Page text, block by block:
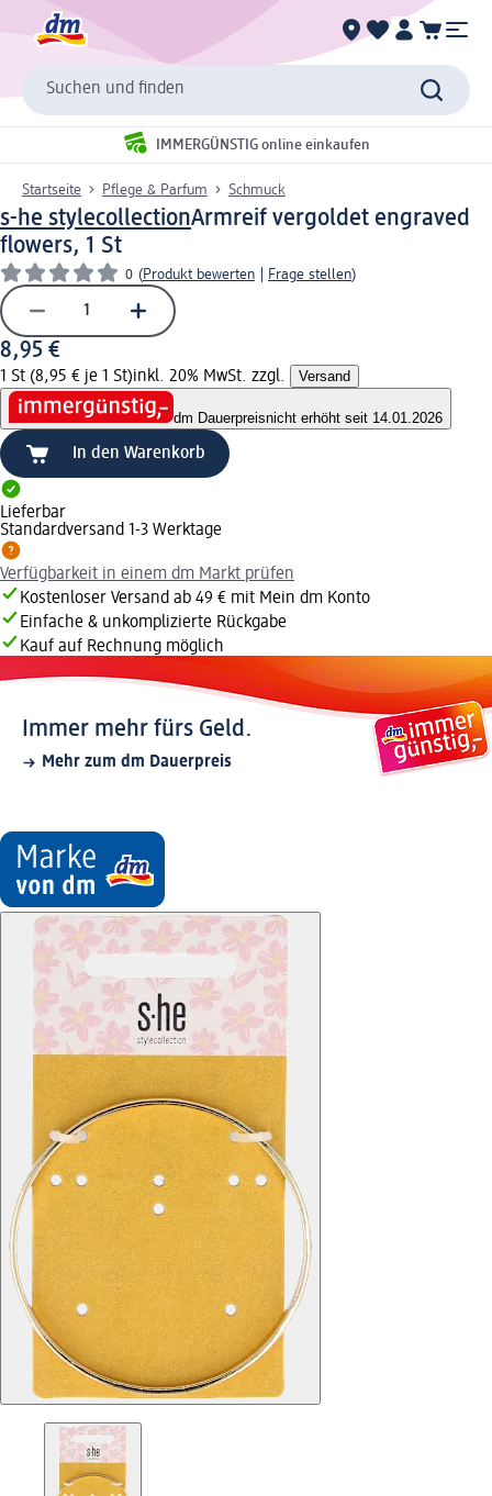
Suchen und finden
IMMERGÜNSTIG online einkaufen
Startseite Pflege & Parfum Schmuck
s-he stylecollectionArmreif vergoldet engraved
flowers, 1 St
0 (Produkt bewerten Frage stellen)
8,95 €
1 St (8,95 € je 1 St)inkl. 20% MwSt. zzgl. Versand
dm Dauerpreisnicht erhöht seit 14.01.2026
In den Warenkorb
Lieferbar
Standardversand 1-3 Werktage
Verfügbarkeit in einem dm Markt prüfen
Kostenloser Versand ab 49 € mit Mein dm Konto
Einfache & unkomplizierte Rückgabe
Kauf auf Rechnung möglich
Immer mehr fürs Geld.
Mehr zum dm Dauerpreis